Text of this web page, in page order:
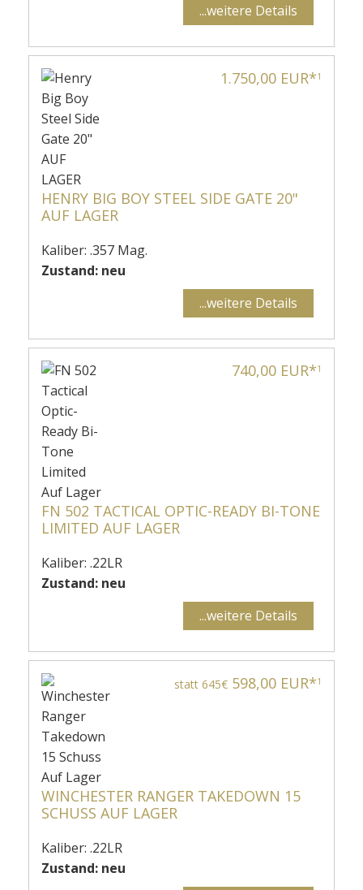
...weitere Details
1.750,00 EUR*1
HENRY BIG BOY STEEL SIDE GATE 20"
AUF LAGER
Kaliber: .357 Mag.
Zustand: neu
...weitere Details
740,00 EUR*1
FN 502 TACTICAL OPTIC-READY BI-TONE
LIMITED AUF LAGER
Kaliber: .22LR
Zustand: neu
...weitere Details
statt 645€ 598,00 EUR*1
WINCHESTER RANGER TAKEDOWN 15
SCHUSS AUF LAGER
Kaliber: .22LR
Zustand: neu